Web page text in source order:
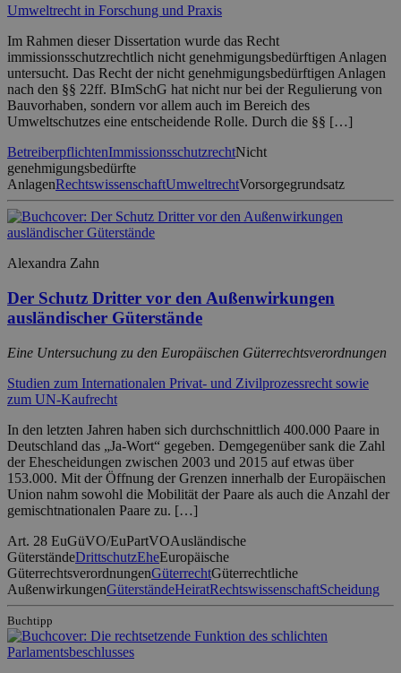
Umweltrecht in Forschung und Praxis
Im Rahmen dieser Dissertation wurde das Recht
immissionsschutzrechtlich nicht genehmigungsbedürftigen Anlagen
untersucht. Das Recht der nicht genehmigungsbedürftigen Anlagen
nach den §§ 22ff. BImSchG hat nicht nur bei der Regulierung von
Bauvorhaben, sondern vor allem auch im Bereich des
Umweltschutzes eine entscheidende Rolle. Durch die §§ […]
BetreiberpflichtenImmissionsschutzrechtNicht
genehmigungsbedürfte
AnlagenRechtswissenschaftUmweltrechtVorsorgegrundsatz
Alexandra Zahn
Der Schutz Dritter vor den Außenwirkungen
ausländischer Güterstände
Eine Untersuchung zu den Europäischen Güterrechtsverordnungen
Studien zum Internationalen Privat- und Zivilprozessrecht sowie
zum UN-Kaufrecht
In den letzten Jahren haben sich durchschnittlich 400.000 Paare in
Deutschland das „Ja-Wort“ gegeben. Demgegenüber sank die Zahl
der Ehescheidungen zwischen 2003 und 2015 auf etwas über
153.000. Mit der Öffnung der Grenzen innerhalb der Europäischen
Union nahm sowohl die Mobilität der Paare als auch die Anzahl der
gemischtnationalen Paare zu. […]
Art. 28 EuGüVO/EuPartVOAusländische
GüterständeDrittschutzEheEuropäische
GüterrechtsverordnungenGüterrechtGüterrechtliche
AußenwirkungenGüterständeHeiratRechtswissenschaftScheidung
Buchtipp